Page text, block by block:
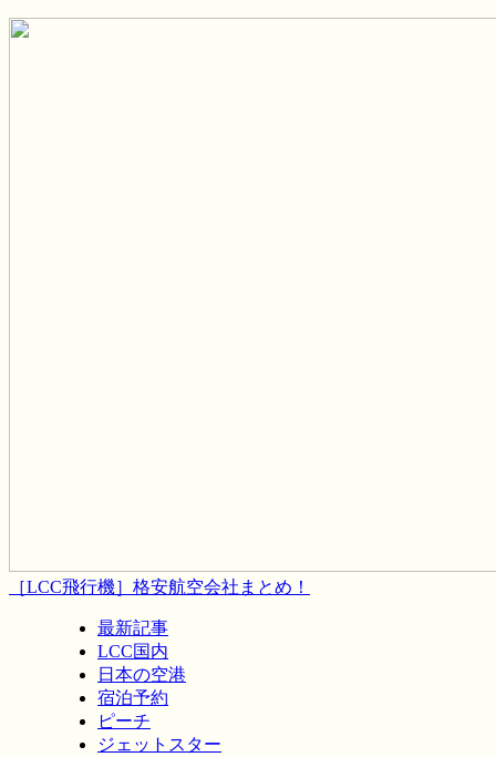
［LCC飛行機］格安航空会社まとめ！
最新記事
LCC国内
日本の空港
宿泊予約
ピーチ
ジェットスター